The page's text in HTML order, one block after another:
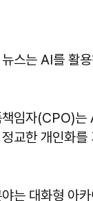
스는 AI를 활
임자(CPO)는
교한 개인화를
는 대화형 아